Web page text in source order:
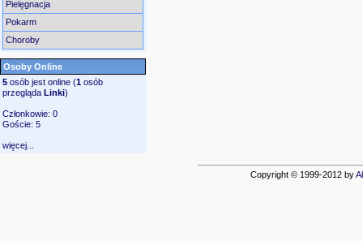
Pielęgnacja
Pokarm
Choroby
Osoby Online
5 osób jest online (1 osób
przegląda Linki)
Członkowie: 0
Goście: 5
więcej...
Copyright © 1999-2012 by